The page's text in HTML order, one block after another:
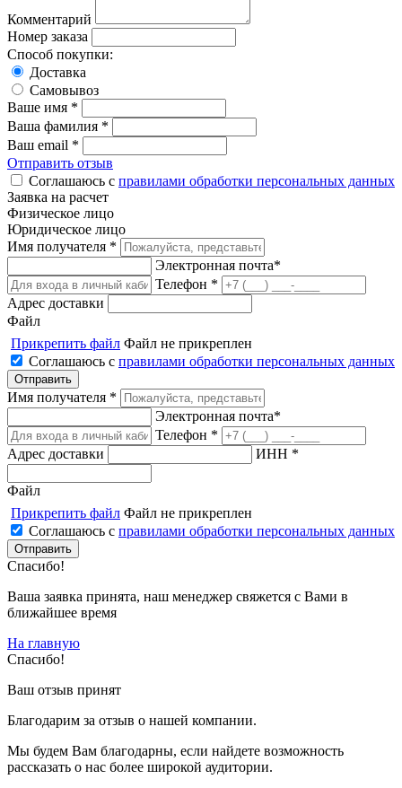
Комментарий
Номер заказа
Способ покупки:
Доставка
Самовывоз
Ваше имя *
Ваша фамилия *
Ваш email *
Отправить отзыв
Соглашаюсь с правилами обработки персональных данных
Заявка на расчет
Физическое лицо
Юридическое лицо
Имя получателя *
Электронная почта*
Телефон *
Адрес доставки
Файл
Прикрепить файл Файл не прикреплен
Соглашаюсь с правилами обработки персональных данных
Имя получателя *
Электронная почта*
Телефон *
Адрес доставки
ИНН *
Файл
Прикрепить файл Файл не прикреплен
Соглашаюсь с правилами обработки персональных данных
Спасибо!
Ваша заявка принята, наш менеджер свяжется с Вами в
ближайшее время
На главную
Спасибо!
Ваш отзыв принят
Благодарим за отзыв о нашей компании.
Мы будем Вам благодарны, если найдете возможность
рассказать о нас более широкой аудитории.